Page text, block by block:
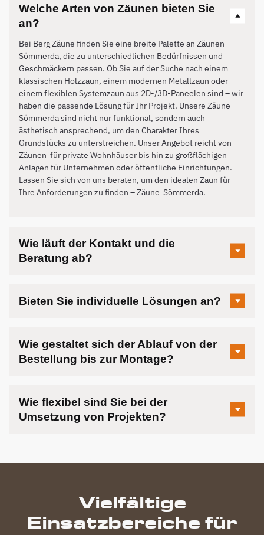
Welche Arten von Zäunen bieten Sie
an?
Bei Berg Zäune finden Sie eine breite Palette an Zäunen
Sömmerda, die zu unterschiedlichen Bedürfnissen und
Geschmäckern passen. Ob Sie auf der Suche nach einem
klassischen Holzzaun, einem modernen Metallzaun oder
einem flexiblen Systemzaun aus 2D-/3D-Paneelen sind – wir
haben die passende Lösung für Ihr Projekt. Unsere Zäune
Sömmerda sind nicht nur funktional, sondern auch
ästhetisch ansprechend, um den Charakter Ihres
Grundstücks zu unterstreichen. Unser Angebot reicht von
Zäunen für private Wohnhäuser bis hin zu großflächigen
Anlagen für Unternehmen oder öffentliche Einrichtungen.
Lassen Sie sich von uns beraten, um den idealen Zaun für
Ihre Anforderungen zu finden – Zäune Sömmerda.
Wie läuft der Kontakt und die
Beratung ab?
Bieten Sie individuelle Lösungen an?
Wie gestaltet sich der Ablauf von der
Bestellung bis zur Montage?
Wie flexibel sind Sie bei der
Umsetzung von Projekten?
Vielfältige
Einsatzbereiche für